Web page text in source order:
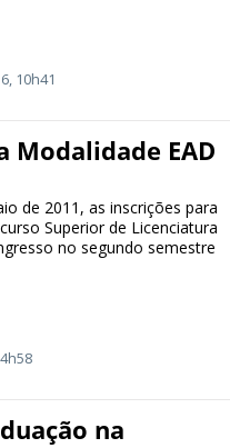
10h41
Modalidade EAD
de 2011, as inscrições para
Superior de Licenciatura
no segundo semestre
na